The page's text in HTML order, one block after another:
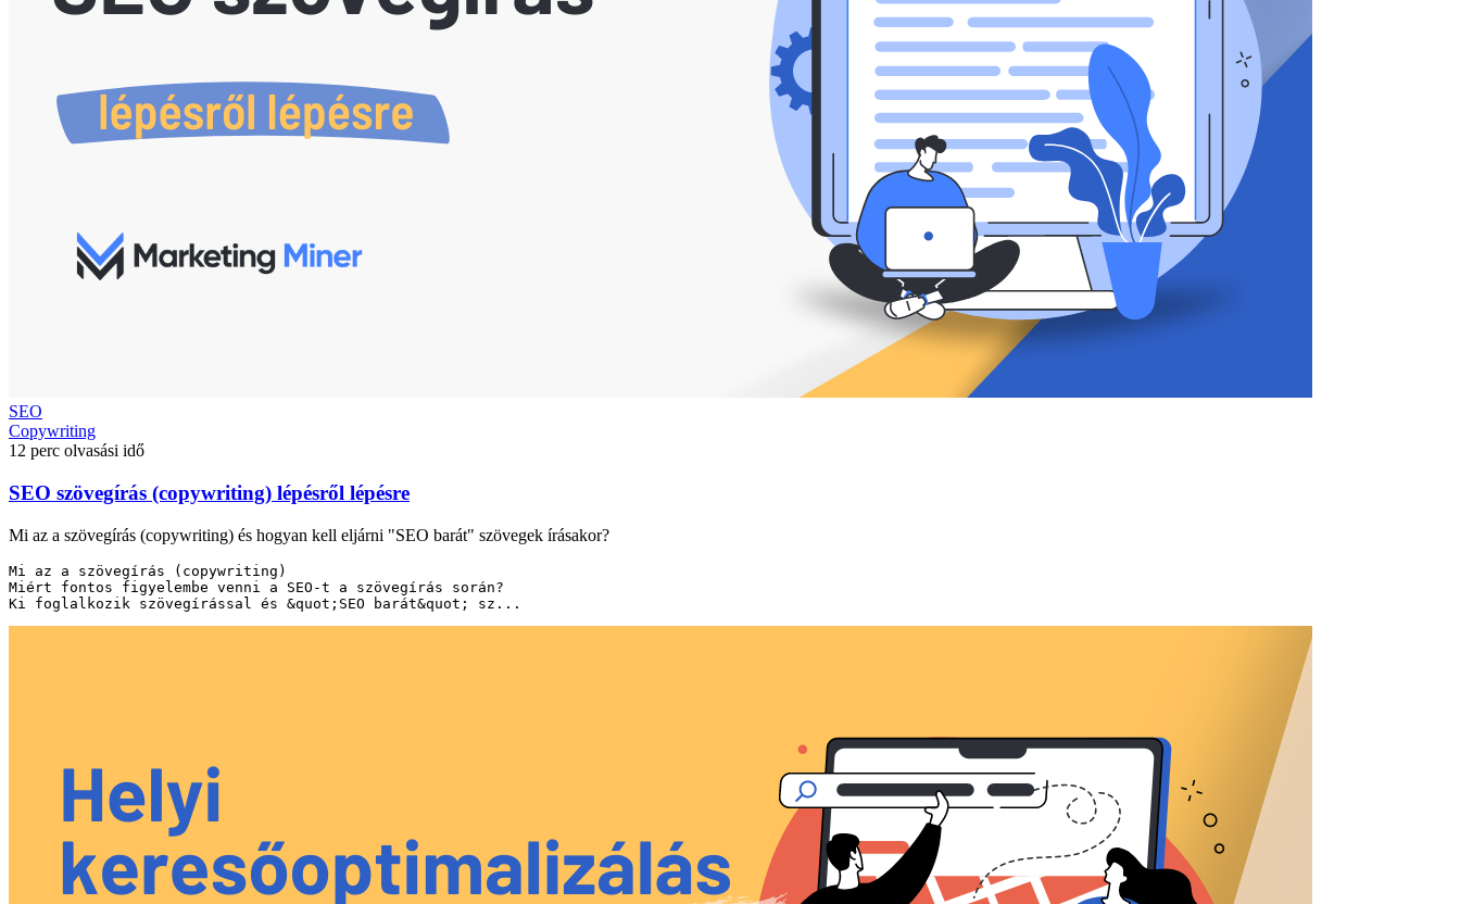
SEO
Copywriting
12 perc olvasási idő
SEO szövegírás (copywriting) lépésről lépésre
Mi az a szövegírás (copywriting) és hogyan kell eljárni "SEO barát" szövegek írásakor?
Mi az a szövegírás (copywriting)
Miért fontos figyelembe venni a SEO-t a szövegírás során?